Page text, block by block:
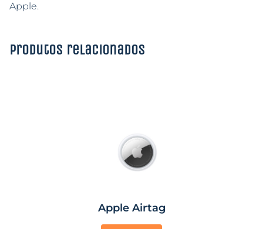
Apple.
Produtos relacionados
Apple Airtag